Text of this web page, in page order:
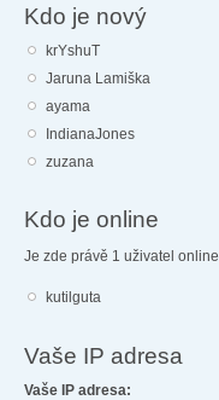
Kdo je nový
krYshuT
Jaruna Lamiška
ayama
IndianaJones
zuzana
Kdo je online
Je zde právě 1 uživatel online.
kutilguta
Vaše IP adresa
Vaše IP adresa: